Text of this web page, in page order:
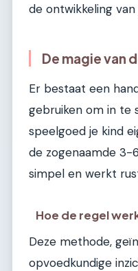
de ontwikkeling van
De magie
Er bestaat een
gebruiken om in te
speelgoed je kind
de zogenaamde 3-
simpel en werkt
Hoe de regel
Deze methode,
opvoedkundige